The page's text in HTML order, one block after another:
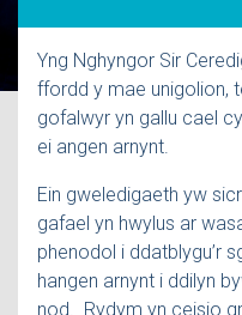
Yng Nghyngor Sir
ffordd y mae unigolion,
gofalwyr yn gallu cael
ei angen arnynt.
Ein gweledigaeth yw
gafael yn hwylus ar
phenodol i ddatblygu’r
hangen arnynt i ddilyn
nod. Rydym yn ceisio